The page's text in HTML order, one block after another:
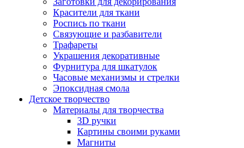
Красители для ткани
Роспись по ткани
Связующие и разбавители
Трафареты
Украшения декоративные
Фурнитура для шкатулок
Часовые механизмы и стрелки
Эпоксидная смола
Детское творчество
Материалы для творчества
3D ручки
Картины своими руками
Магниты